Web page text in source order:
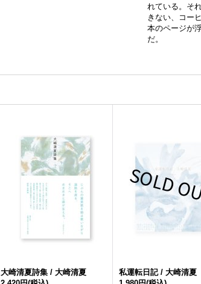
れている。そ
きない、コー
本のページが
だ。
大崎清夏詩集 / 大崎清夏
私運転日記 / 大崎清夏